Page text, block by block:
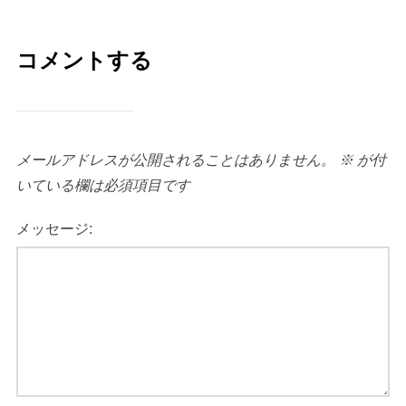
コメントする
メールアドレスが公開されることはありません。 ※が付
いている欄は必須項目です
メッセージ: